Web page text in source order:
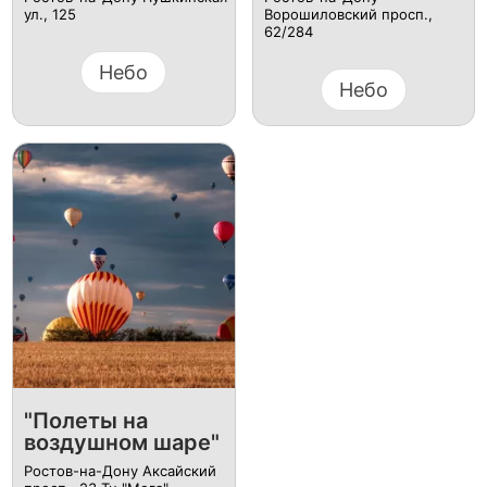
ул., 125
Небо
Ворошиловский просп.,
62/284
Небо
"Полеты на
воздушном шаре"
Ростов-на-Дону Аксайский